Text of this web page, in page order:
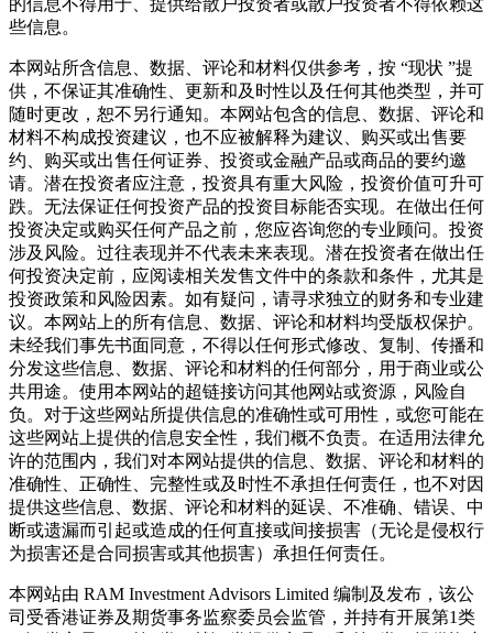
些信息。
本网站所含信息、数据、评论和材料仅供参考，按 “现状 ”提
供，不保证其准确性、更新和及时性以及任何其他类型，并可
随时更改，恕不另行通知。本网站包含的信息、数据、评论和
材料不构成投资建议，也不应被解释为建议、购买或出售要
约、购买或出售任何证券、投资或金融产品或商品的要约邀
请。潜在投资者应注意，投资具有重大风险，投资价值可升可
跌。无法保证任何投资产品的投资目标能否实现。在做出任何
投资决定或购买任何产品之前，您应咨询您的专业顾问。投资
涉及风险。过往表现并不代表未来表现。潜在投资者在做出任
何投资决定前，应阅读相关发售文件中的条款和条件，尤其是
投资政策和风险因素。如有疑问，请寻求独立的财务和专业建
议。本网站上的所有信息、数据、评论和材料均受版权保护。
未经我们事先书面同意，不得以任何形式修改、复制、传播和
分发这些信息、数据、评论和材料的任何部分，用于商业或公
共用途。使用本网站的超链接访问其他网站或资源，风险自
负。对于这些网站所提供信息的准确性或可用性，或您可能在
这些网站上提供的信息安全性，我们概不负责。在适用法律允
许的范围内，我们对本网站提供的信息、数据、评论和材料的
准确性、正确性、完整性或及时性不承担任何责任，也不对因
提供这些信息、数据、评论和材料的延误、不准确、错误、中
断或遗漏而引起或造成的任何直接或间接损害（无论是侵权行
为损害还是合同损害或其他损害）承担任何责任。
本网站由 RAM Investment Advisors Limited 编制及发布，该公
司受香港证券及期货事务监察委员会监管，并持有开展第1类